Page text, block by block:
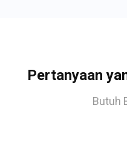
Pertanyaan
Butuh